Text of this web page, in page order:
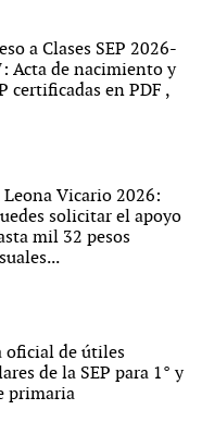
a Clases SEP 2026-
Acta de nacimiento y
certificadas en PDF ,
Leona Vicario 2026:
solicitar el apoyo
mil 32 pesos
oficial de útiles
de la SEP para 1° y
primaria